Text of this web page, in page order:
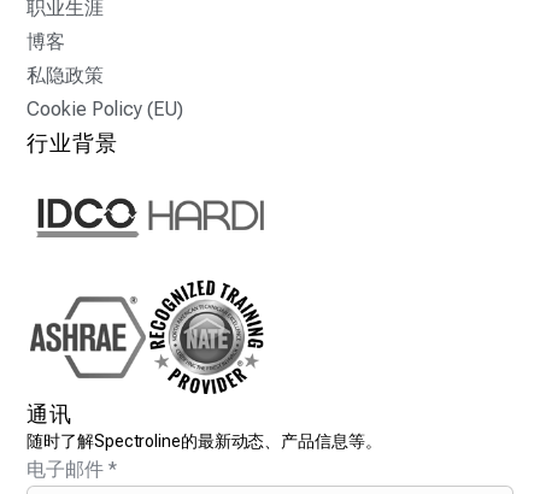
职业生涯
博客
私隐政策
Cookie Policy (EU)
行业背景
通讯
随时了解Spectroline的最新动态、产品信息等。
电子邮件*